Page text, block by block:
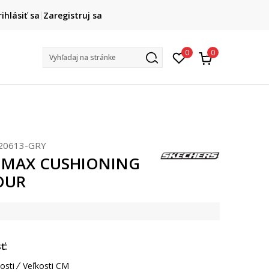
DOPRAVA ZADARMO
pri objednaní nad 80 € (neplatí pre Click&Collect)
sa Zaregistruj sa
Vyhľadaj na stránke 0 0
GRY
CUSHIONING
Veľkosti CM